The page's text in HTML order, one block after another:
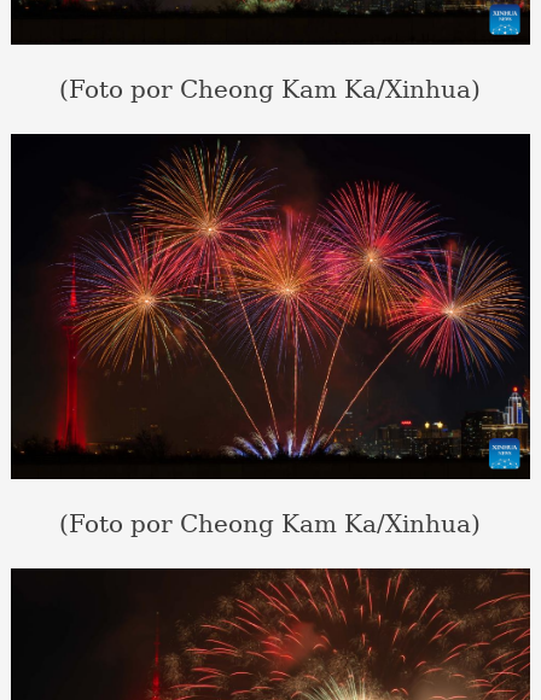
(Foto por Cheong Kam Ka/Xinhua)
(Foto por Cheong Kam Ka/Xinhua)